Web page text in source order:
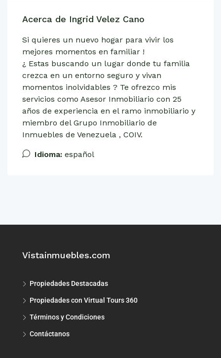
Acerca de Ingrid Velez Cano
Si quieres un nuevo hogar para vivir los
mejores momentos en familiar !
¿ Estas buscando un lugar donde tu familia
crezca en un entorno seguro y vivan
momentos inolvidables ? Te ofrezco mis
servicios como Asesor Inmobiliario con 25
años de experiencia en el ramo inmobiliario y
miembro del Grupo Inmobiliario de
Inmuebles de Venezuela , COIV.
Idioma: español
Vistainmuebles.com
Propiedades Destacadas
Propiedades con Virtual Tours 360
Términos y Condiciones
Contáctanos